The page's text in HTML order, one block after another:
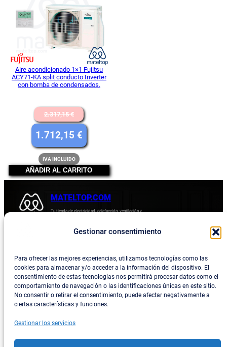
Gestionar consentimiento
Para ofrecer las mejores experiencias, utilizamos tecnologías como las
cookies para almacenar y/o acceder a la información del dispositivo. El
consentimiento de estas tecnologías nos permitirá procesar datos como el
comportamiento de navegación o las identificaciones únicas en este sitio.
No consentir o retirar el consentimiento, puede afectar negativamente a
ciertas características y funciones.
Gestionar los servicios
OFERTA
Aire acondicionado 1×1 Fujitsu
ACY71-KA split conducto Inverter
con bomba de condensados.
2.317,15€
El
precio
original
era:
2.317,15 €.
1.712,15 € El
precio
actual
es:
1.712,15 €.
IVA INCLUIDO
AÑADIR AL CARRITO
MATELTOP.COM
Tu tienda de electricidad, calefacción, ventilación y
Blog
Privacidad
Política de devoluciones y reembolsos
Política de privacidad
Términos y condiciones
Contacta con consotros
Social